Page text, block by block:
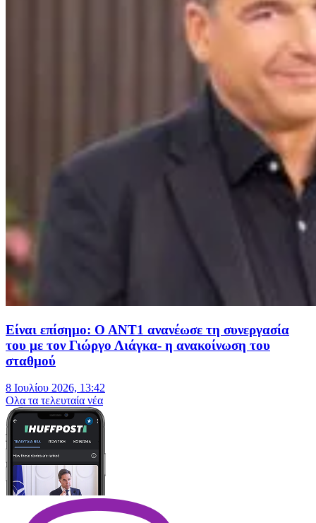
Είναι επίσημο: Ο ΑΝΤ1 ανανέωσε τη συνεργασία
του με τον Γιώργο Λιάγκα- η ανακοίνωση του
σταθμού
8 Ιουλίου 2026, 13:42
Oλα τα τελευταία νέα